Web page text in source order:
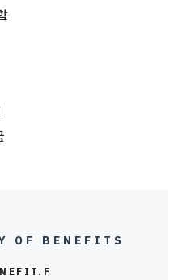
OF BENEFITS